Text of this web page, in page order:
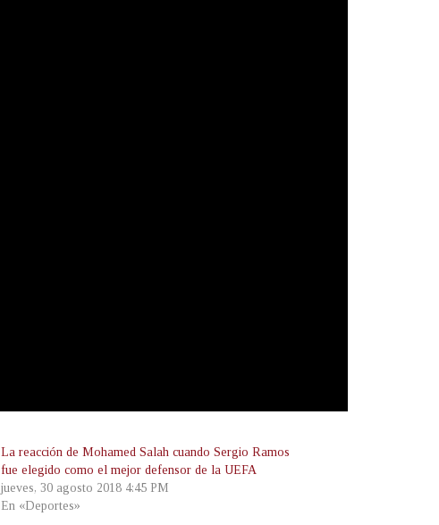
La reacción de Mohamed Salah cuando Sergio Ramos
fue elegido como el mejor defensor de la UEFA
jueves, 30 agosto 2018 4:45 PM
En «Deportes»